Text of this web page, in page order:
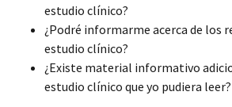
estudio clínico?
¿Podré informarme acerca de los
estudio clínico?
¿Existe material informativo
estudio clínico que yo pudiera leer?